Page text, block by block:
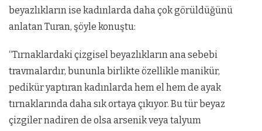
beyazlıkların ise kadınlarda daha çok görüldüğünü
anlatan Turan, şöyle konuştu:
“Tırnaklardaki çizgisel beyazlıkların ana sebebi
travmalardır, bununla birlikte özellikle manikür,
pedikür yaptıran kadınlarda hem el hem de ayak
tırnaklarında daha sık ortaya çıkıyor. Bu tür beyaz
çizgiler nadiren de olsa arsenik veya talyum